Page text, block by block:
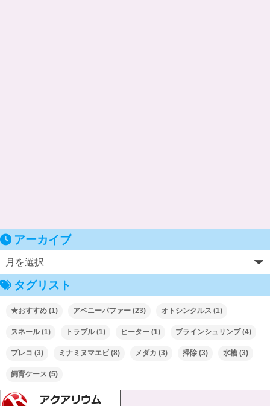
アーカイブ
タグリスト
★おすすめ (1) アベニーパファー (23) オトシンクルス (1)
スネール(1) トラブル(1) ヒーター (1) ブラインシュリンプ(4)
プレコ (3) ミナミヌマエビ(8) メダカ (3) 掃除 (3) 水槽 (3)
飼育ケース (5)